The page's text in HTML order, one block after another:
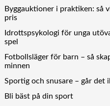
Byggauktioner i praktiken: så
pris
Idrottspsykologi för unga
spel
Fotbollsläger för barn – så
minnen
Sportig och snusare – går det
Bli bäst på din sport